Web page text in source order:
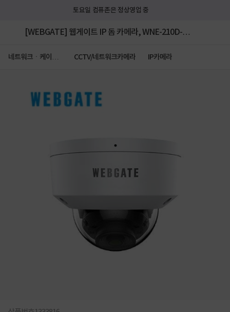
토요일 컴퓨존은 정상영업 중
[WEBGATE] 웹게이트 IP 돔 카메라, WNE-210D-
네트워크ㆍ케이블
CCTV/네트워크카메라 IP카메라